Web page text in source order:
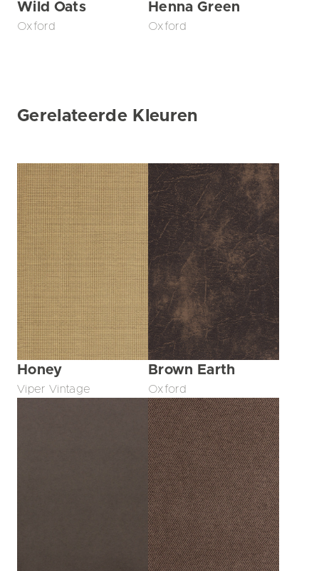
Wild Oats
Oxford
Henna Green
Oxford
Gerelateerde Kleuren
Honey
Viper Vintage
Brown Earth
Oxford